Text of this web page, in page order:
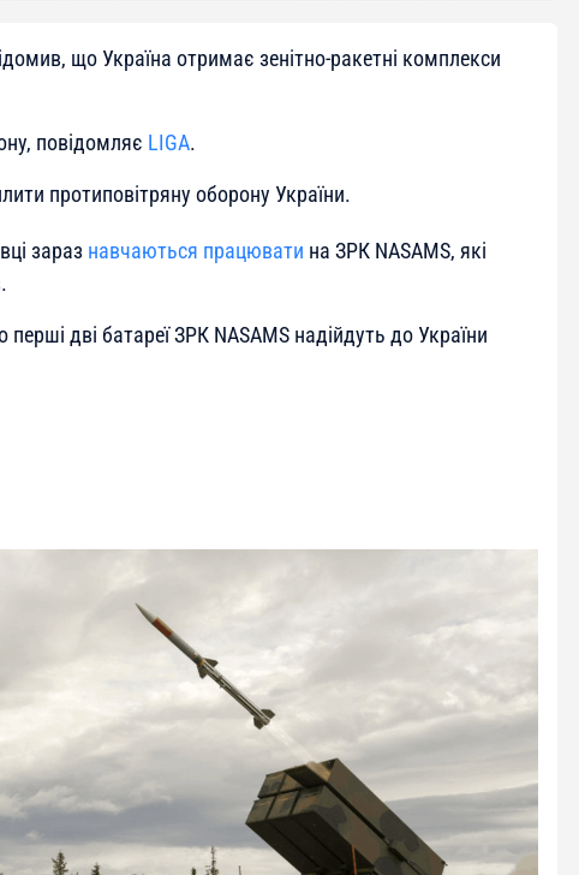
що Україна отримає зенітно-ракетні комплекси
повідомляє LIGA.
протиповітряну оборону України.
зараз навчаються працювати на ЗРК NASAMS, які
перші дві батареї ЗРК NASAMS надійдуть до України